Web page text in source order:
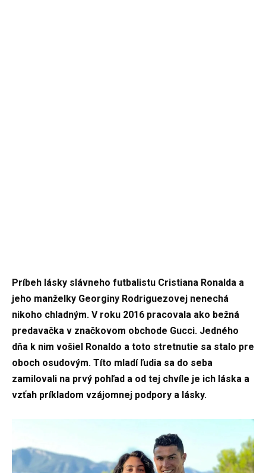
Príbeh lásky slávneho futbalistu Cristiana Ronalda a
jeho manželky Georginy Rodriguezovej nenechá
nikoho chladným. V roku 2016 pracovala ako bežná
predavačka v značkovom obchode Gucci. Jedného
dňa k nim vošiel Ronaldo a toto stretnutie sa stalo pre
oboch osudovým. Títo mladí ľudia sa do seba
zamilovali na prvý pohľad a od tej chvíle je ich láska a
vzťah príkladom vzájomnej podpory a lásky.